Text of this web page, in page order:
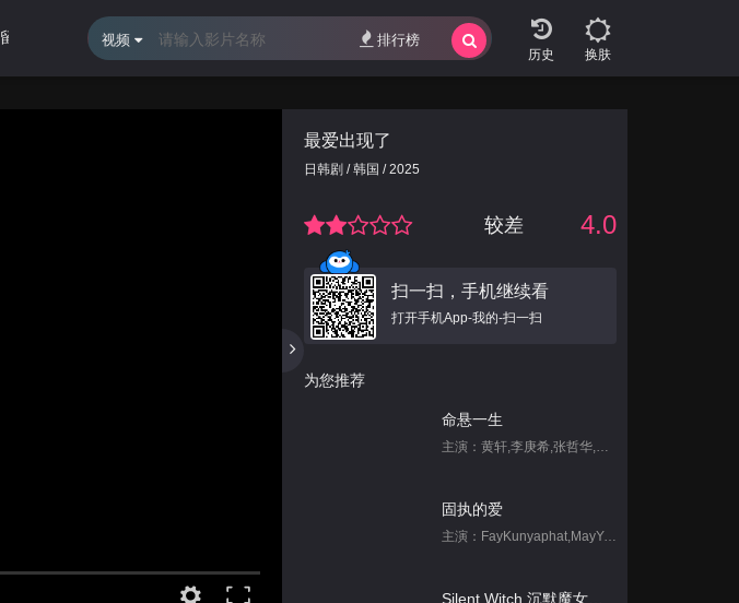
留言报错
换肤
视频 排行榜
最爱出现了
日韩剧 / 韩国 / 2025
较差 4.0
扫一扫，手机继续看
打开手机App-我的-扫一扫
为您推荐
命悬一生
主演：黄轩,李庚希,张哲华,白宇帆,尹昉,姜珮瑶
固执的爱
主演：FayKunyaphat,MayYada